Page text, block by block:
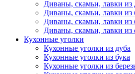
Диваны, скамьи, лавки из
Диваны, скамьи, лавки из
Диваны, скамьи, лавки из
Диваны, скамьи, лавки из
Кухонные уголки
Кухонные уголки из дуба
Кухонные уголки из бука
Кухонные уголки из